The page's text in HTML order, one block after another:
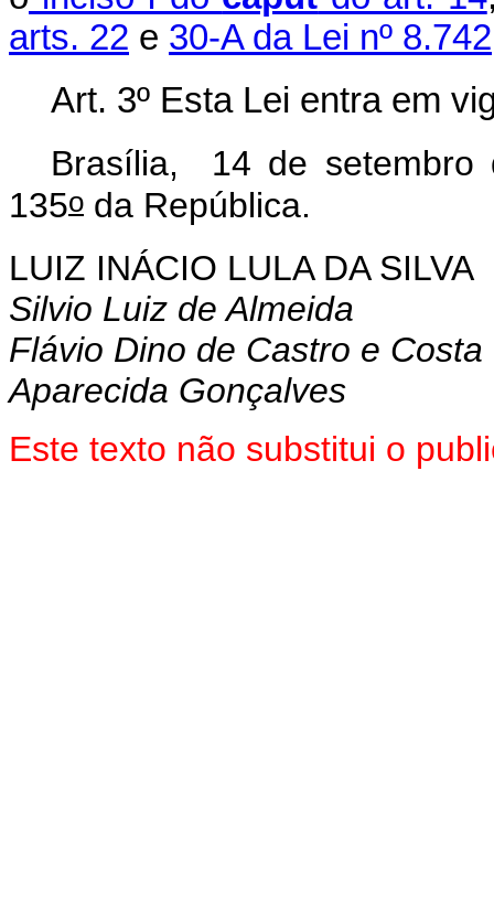
arts. 22 e 30-A da Lei nº
Art. 3º Esta Lei entra em
Brasília, 14 de setembro
135o da República.
LUIZ INÁCIO LULA DA SILVA
Silvio Luiz de Almeida
Flávio Dino de Castro e Costa
Aparecida Gonçalves
Este texto não substitui o